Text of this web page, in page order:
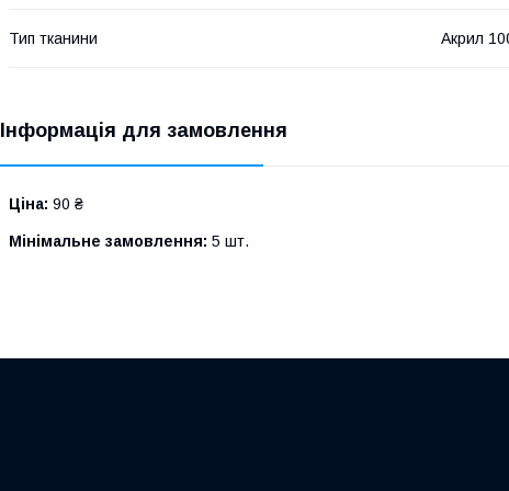
Тип тканини Акрил
Інформація для замовлення
Ціна: 90 ₴
Мінімальне замовлення: 5 шт.